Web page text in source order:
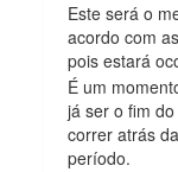
Este será o
acordo com
pois estará
É um
já ser o fim
correr atrás
período.